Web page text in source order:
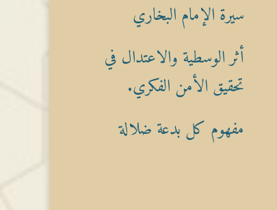
سيرة الإمام البخاري
أثر الوسطية والاعتدال في
تحقيق الأمن الفكري.
مفهوم كل بدعة ضلالة